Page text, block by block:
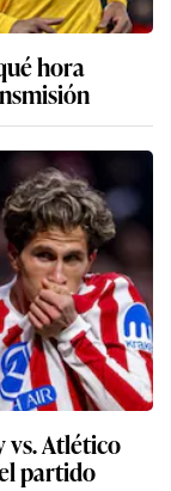
hora
vs. Atlético
partido